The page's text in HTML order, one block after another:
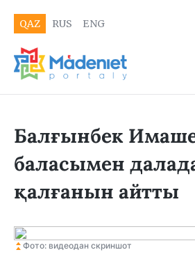
QAZ RUS ENG
Балғынбек
баласымен
қалғанын айтты
Фото: видеодан скриншот